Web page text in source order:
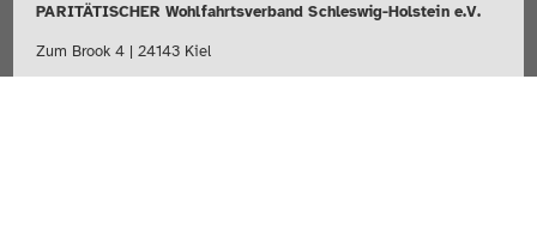
PARITÄTISCHER Wohlfahrtsverband Schleswig-Holstein e.V.
Zum Brook 4 | 24143 Kiel